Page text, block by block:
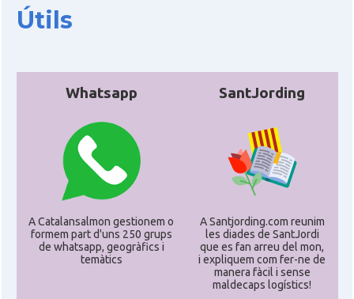
Casal dels Països Catalans a
Casal Catalan Institute of America
Casal
Casal
North American Catalan Society
(NACS)
Útils
Whatsapp
A Catalansalmon gestionem o
formem part d'uns 250 grups
de whatsapp, geogràfics i
temàtics
SantJording
A Santjording.com reunim
les diades de SantJordi
que es fan arreu del mon,
i expliquem com fer-ne de
manera fàcil i sense
maldecaps logí­stics!